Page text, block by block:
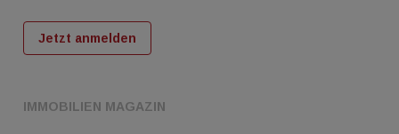
IMMOBILIEN MAGAZIN
Jetzt anmelden